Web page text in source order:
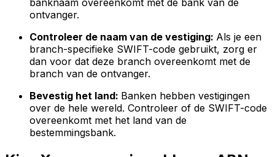
banknaam overeenkomt met de bank van de
ontvanger.
Controleer de naam van de vestiging: Als je een
branch-specifieke SWIFT-code gebruikt, zorg er
dan voor dat deze branch overeenkomt met de
branch van de ontvanger.
Bevestig het land: Banken hebben vestigingen
over de hele wereld. Controleer of de SWIFT-code
overeenkomt met het land van de
bestemmingsbank.